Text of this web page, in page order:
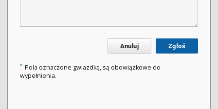
Anuluj Zgłoś
* Pola oznaczone gwiazdką, są obowiązkowe do
wypełnienia.